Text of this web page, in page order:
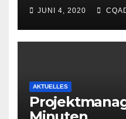
JUNI 4, 2020
AKTUELLES